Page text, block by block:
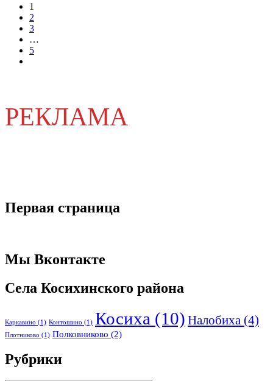
1
2
3
…
5
РЕКЛАМА
Первая страница
Мы Вконтакте
Села Косихинского района
Каркавино (1) Контошино (1) Косиха (10) Налобиха (4)
Плотниково (1) Полковниково (2)
Рубрики